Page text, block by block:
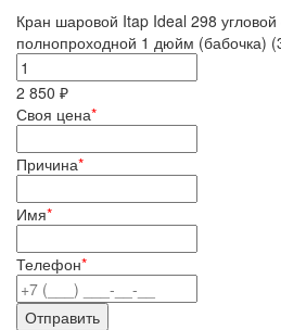
Кран шаровой Itap Ideal 298 угловой
полнопроходной 1 дюйм (бабочка)
2 850 ₽
Своя цена*
Причина*
Имя*
Телефон*